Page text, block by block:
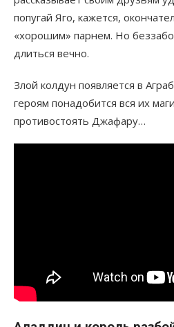
попугай Яго, кажется,
«хорошим» парнем. Но
длиться вечно.
Злой колдун появляется в
героям понадобится вся их
противостоять Джафару…